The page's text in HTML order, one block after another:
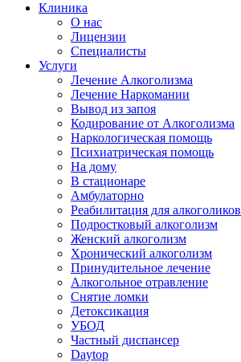
Клиника
О нас
Лицензии
Специалисты
Услуги
Лечение Алкоголизма
Лечение Наркомании
Вывод из запоя
Кодирование от Алкоголизма
Наркологическая помощь
Психиатрическая помощь
На дому
В стационаре
Амбулаторно
Реабилитация для алкоголиков
Подростковый алкоголизм
Женский алкоголизм
Хронический алкоголизм
Принудительное лечение
Алкогольное отравление
Снятие ломки
Детоксикация
УБОД
Частный диспансер
Daytop